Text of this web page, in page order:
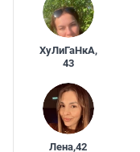
ХуЛиГаНкА,
43
Лена,42